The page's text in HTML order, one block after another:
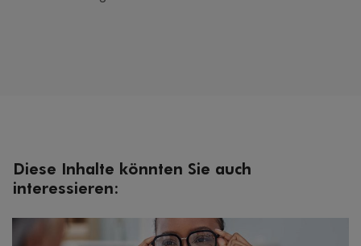
Diese Inhalte könnten Sie auch
interessieren: